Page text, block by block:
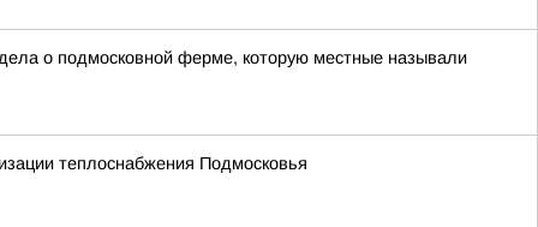
о подмосковной ферме, которую местные называли
теплоснабжения Подмосковья